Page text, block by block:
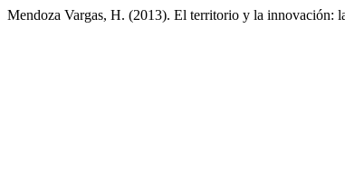
Mendoza Vargas, H. (2013). El territorio y la innovación: